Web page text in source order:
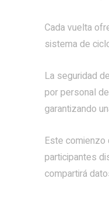
Cada vuelta
sistema de
La seguridad
por personal
garantizando
Este comienzo
participantes
compartirá